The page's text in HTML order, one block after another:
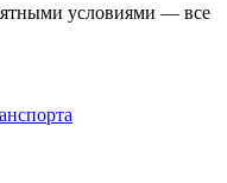
условиями — все